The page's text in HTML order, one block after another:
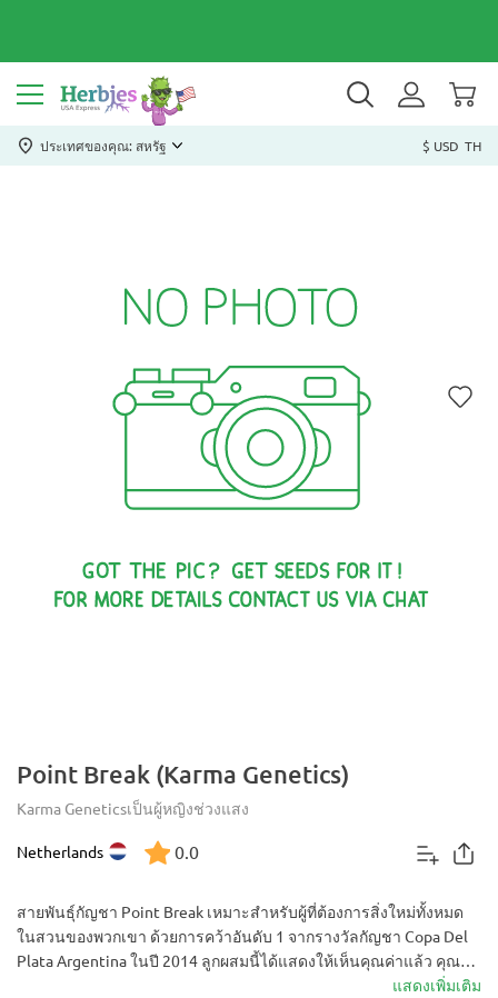
ประเทศของคุณ: สหรัฐ $ USD TH
Point Break (Karma Genetics)
Karma Geneticsเป็นผู้หญิงช่วงแสง
Netherlands 0.0
สายพันธุ์กัญชา Point Break เหมาะสำหรับผู้ที่ต้องการสิ่งใหม่ทั้งหมด
ในสวนของพวกเขา ด้วยการคว้าอันดับ 1 จากรางวัลกัญชา Copa Del
Plata Argentina ในปี 2014 ลูกผสมนี้ได้แสดงให้เห็นคุณค่าแล้ว คุณจะ
พบกับดอกตูมที่มีโทนสีสกั๊งค์-สมุนไพร-หวาน จำนวนมากหลังจากดอก
แสดงเพิ่มเติม